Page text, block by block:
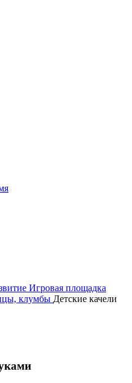
Игровая площадка
клумбы Детские качели